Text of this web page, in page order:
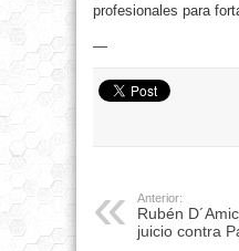
profesionales para
—
Anterior:
Rubén
juicio contra